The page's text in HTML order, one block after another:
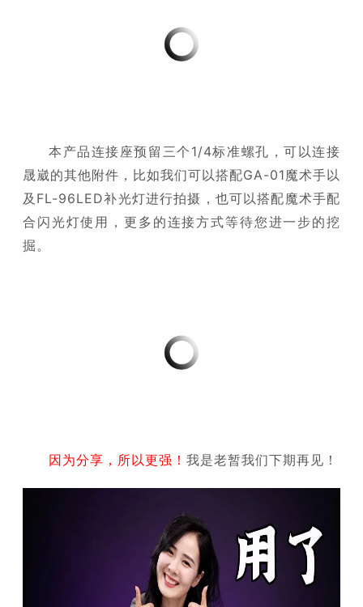
本产品连接座预留三个1/4标准螺孔，可以连接
晟崴的其他附件，比如我们可以搭配GA-01魔术手以
及FL-96LED补光灯进行拍摄，也可以搭配魔术手配
合闪光灯使用，更多的连接方式等待您进一步的挖
掘。
因为分享，所以更强！ 我是老暂我们下期再见！